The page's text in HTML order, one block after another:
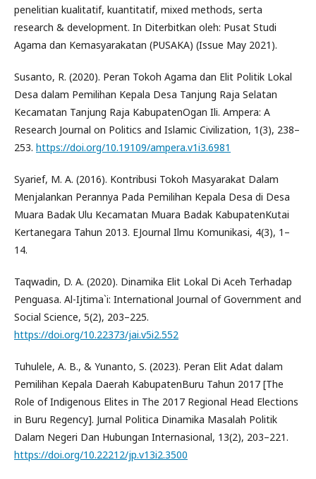
penelitian kualitatif, kuantitatif, mixed methods, serta
research & development. In Diterbitkan oleh: Pusat Studi
Agama dan Kemasyarakatan (PUSAKA) (Issue May 2021).
Susanto, R. (2020). Peran Tokoh Agama dan Elit Politik Lokal
Desa dalam Pemilihan Kepala Desa Tanjung Raja Selatan
Kecamatan Tanjung Raja KabupatenOgan Ili. Ampera: A
Research Journal on Politics and Islamic Civilization, 1(3), 238–
253. https://doi.org/10.19109/ampera.v1i3.6981
Syarief, M. A. (2016). Kontribusi Tokoh Masyarakat Dalam
Menjalankan Perannya Pada Pemilihan Kepala Desa di Desa
Muara Badak Ulu Kecamatan Muara Badak KabupatenKutai
Kertanegara Tahun 2013. EJournal Ilmu Komunikasi, 4(3), 1–
14.
Taqwadin, D. A. (2020). Dinamika Elit Lokal Di Aceh Terhadap
Penguasa. Al-Ijtima`i: International Journal of Government and
Social Science, 5(2), 203–225.
https://doi.org/10.22373/jai.v5i2.552
Tuhulele, A. B., & Yunanto, S. (2023). Peran Elit Adat dalam
Pemilihan Kepala Daerah KabupatenBuru Tahun 2017 [The
Role of Indigenous Elites in The 2017 Regional Head Elections
in Buru Regency]. Jurnal Politica Dinamika Masalah Politik
Dalam Negeri Dan Hubungan Internasional, 13(2), 203–221.
https://doi.org/10.22212/jp.v13i2.3500